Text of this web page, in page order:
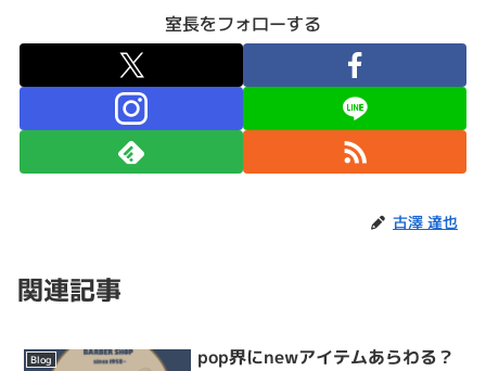
室長をフォローする
古澤 達也
関連記事
Blog pop界にnewアイテムあらわる？